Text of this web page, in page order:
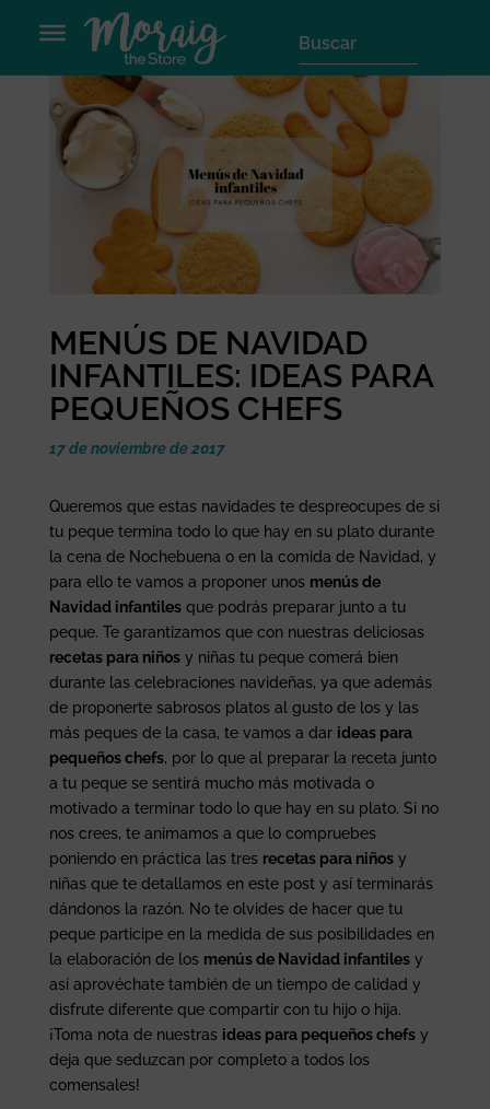
MENÚS DE NAVIDAD
INFANTILES: IDEAS PARA
PEQUEÑOS CHEFS
17 de noviembre de 2017
Queremos que estas navidades te despreocupes de si
tu peque termina todo lo que hay en su plato durante
la cena de Nochebuena o en la comida de Navidad, y
para ello te vamos a proponer unos menús de
Navidad infantilesque podrás preparar junto a tu
peque. Te garantizamos que con nuestras deliciosas
recetas para niñosy niñas tu peque comerá bien
durante las celebraciones navideñas, ya que además
de proponerte sabrosos platos al gusto de los y las
más peques de la casa, te vamos a dar ideas para
pequeños chefs, por lo que al preparar la receta junto
a tu peque se sentirá mucho más motivada o
motivado a terminar todo lo que hay en su plato. Si no
nos crees, te animamos a que lo compruebes
poniendo en práctica las tres recetas para niñosy
niñas que te detallamos en este post y así terminarás
dándonos la razón. No te olvides de hacer que tu
peque participe en la medida de sus posibilidades en
la elaboración de los menús de Navidad infantilesy
así aprovéchate también de un tiempo de calidad y
disfrute diferente que compartir con tu hijo o hija.
¡Toma nota de nuestras ideas para pequeños chefsy
deja que seduzcan por completo a todos los
comensales!